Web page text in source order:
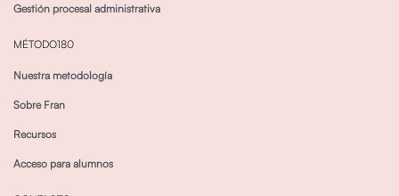
Gestión procesal administrativa
MÉTODO180
Nuestra metodología
Sobre Fran
Recursos
Acceso para alumnos